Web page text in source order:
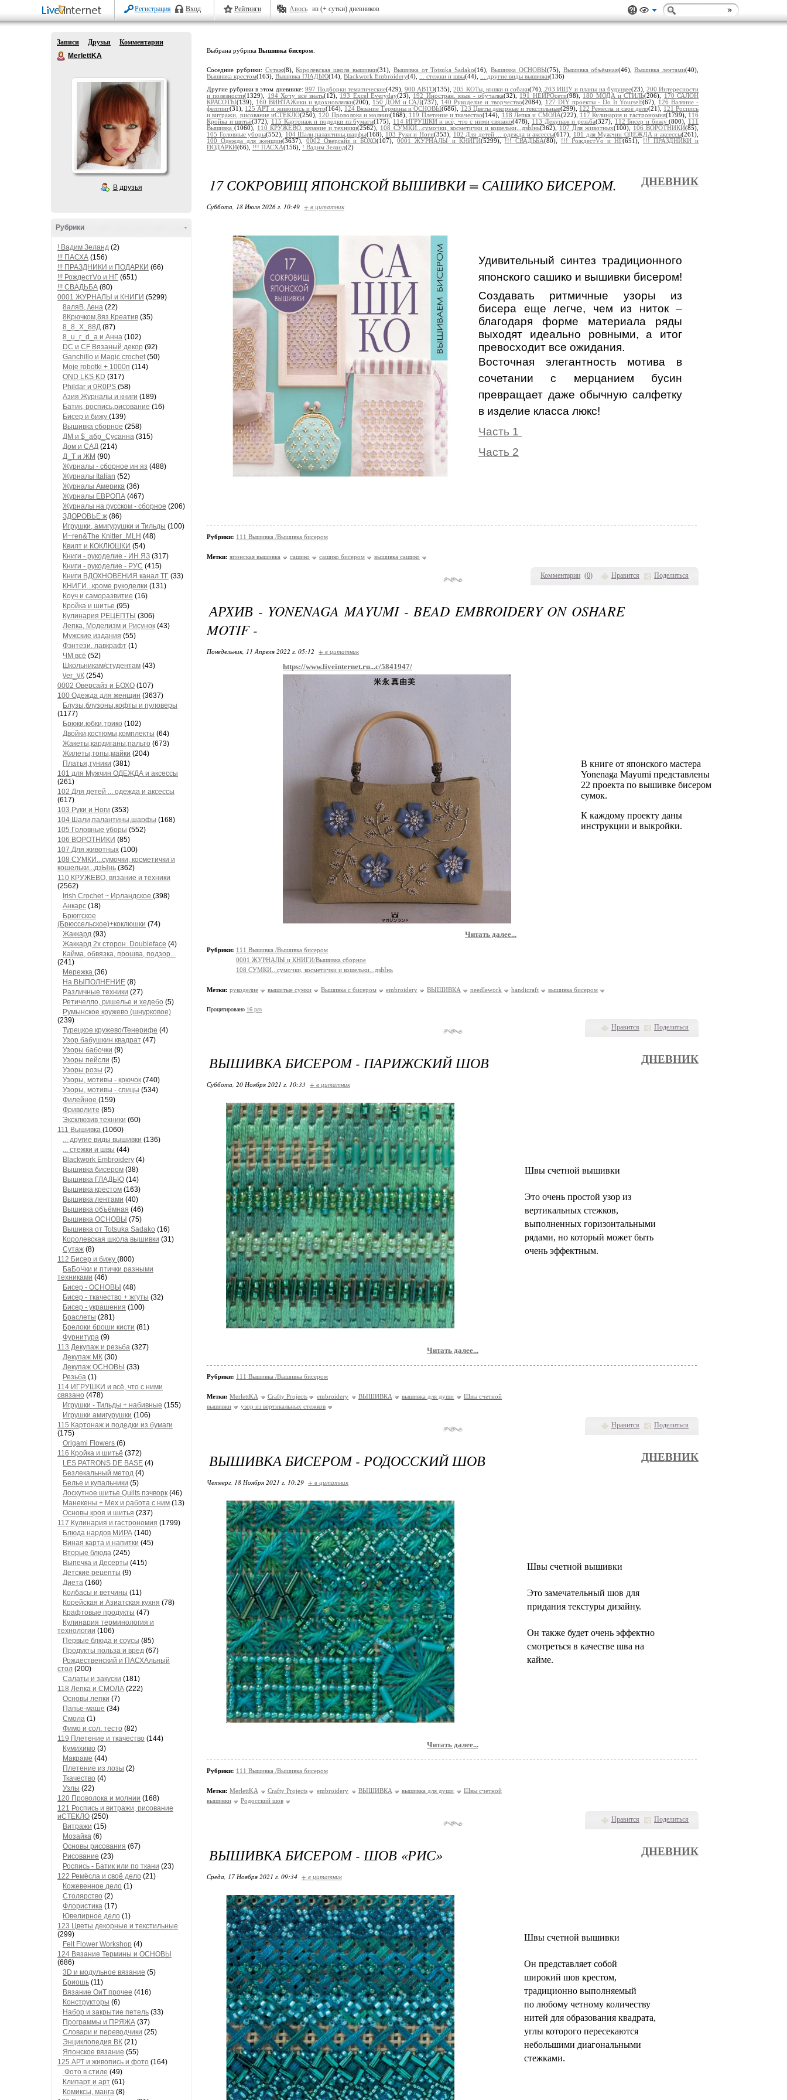
Регистрация Вход Рейтинги Авось из (+ сутки) дневников
Записи Друзья
Комментарии
MerlettKA
В друзья
-
Рубрики
! Вадим Зеланд (2)
!!! ПАСХА (156)
!!! ПРАЗДНИКИ и ПОДАРКИ (66)
!!! РождестVо и НГ (651)
!!! СВАДЬБА (80)
0001 ЖУРНАЛЫ и КНИГИ (5299)
8аляB, /\ена (22)
8Крючком,8яз.Креатив (35)
8_8_Х_88Д (87)
8_u_г_d_a и Анна (102)
DC и CF Вязаный декор (92)
Ganchillo и Magic crochet(50)
Moje robotki + 1000п (114)
OND LKS KD (317)
Phildar и 0R0PS (58)
Азия Журналы и книги (189)
Батик, роспись,рисование (16)
Бисер и бижу (139)
Вышивка сборное (258)
ДМ и $_абр_Сусанна (315)
Дом и САД (214)
Д_Т и ЖМ (90)
Журналы - сборное ин яз (488)
Журналы Italian (52)
Журналы Америка (36)
Журналы ЕВРОПА (467)
Журналы на русском - сборное (206)
ЗДОРОВЬЕ ж (86)
Игрушки, амигурушки и Тильды (100)
И~ren&The Knitter_MLH (48)
Квилт и КОКЛЮШКИ (54)
Книги - рукоделие - ИН ЯЗ (317)
Книги - рукоделие - РУС (415)
Книги ВДОХНОВЕНИЯ канал ТГ (33)
КНИГИ...кроме рукоделки (131)
Коуч и саморазвитие (16)
Кройка и шитье (95)
Кулинария РЕЦЕПТЫ (306)
Лепка, Моделизм и Рисунок (43)
Мужские издания (55)
Фэнтези, лавкрафт (1)
ЧМ всё (52)
Школьникам/студентам (43)
\/еr_\/К (254)
0002 Оверсайз и БОХО (107)
100 Одежда для женщин (3637)
Блузы,блузоны,кофты и пуловеры
(1177)
Брюки,юбки,трико (102)
Двойки,костюмы,комплекты (64)
Жакеты,кардиганы,пальто (673)
Жилеты,топы,майки (204)
Платья,туники (381)
101 для Мужчин ОДЕЖДА и аксессы
(261)
102 Для детей ... одежда и аксессы
(617)
103 Руки и Ноги (353)
104 Шали,палантины,шарфы (168)
105 Головные уборы (552)
106 ВОРОТНИКИ (85)
107 Для животных (100)
108 СУМКИ...сумочки, косметички и
кошельки...дзЫнь (362)
110 КРУЖЕВО, вязание и техники
(2562)
Irish Crochet ~ Ирландское (398)
Анкарс (18)
Брюггское
(Брюссельское)+коклюшки (74)
Жаккард (93)
Жаккард 2х сторон. Doubleface (4)
Кайма, обвязка, прошва, подзор...
(241)
Мережка (36)
На ВЫПОЛНЕНИЕ (8)
Различные техники (27)
Ретичелло, ришелье и хедебо (5)
Румынское кружево (шнурковое)
(239)
Турецкое кружево/Тенерифе (4)
Узор бабушкин квадрат (47)
Узоры бабочки (9)
Узоры пейсли (5)
Узоры розы (2)
Узоры, мотивы - крючок (740)
Узоры, мотивы - спицы (534)
Филейное (159)
Фриволите (85)
Эксклюзив техники (60)
111 Вышивка (1060)
... другие виды вышивки (136)
... стежки и швы (44)
Blackwork Embroidery (4)
Вышивка бисером (38)
Вышивка ГЛАДЬЮ (14)
Вышивка крестом (163)
Вышивка лентами (40)
Вышивка объёмная (46)
Вышивка ОСНОВЫ (75)
Вышивка от Totsuka Sadako (16)
Королевская школа вышивки (31)
Сутаж (8)
112 Бисер и бижу (800)
БаБоЧки и птички разными
техниками (46)
Бисер - ОСНОВЫ (48)
Бисер - ткачество + жгуты (32)
Бисер - украшения (100)
Браслеты (281)
Брелоки броши кисти (81)
Фурнитура (9)
113 Декупаж и резьба (327)
Декупаж МК (30)
Декупаж ОСНОВЫ (33)
Резьба (1)
114 ИГРУШКИ и всё, что с ними
связано (478)
Игрушки - Тильды + набивные (155)
Игрушки амигурушки (106)
115 Картонаж и подедки из бумаги
(175)
Origami Flowers (6)
116 Кройка и шитьё (372)
LES PATRONS DE BASE (4)
Безлекальный метод (4)
Белье и купальники (5)
Лоскутное шитье Quilts пэчворк (46)
Манекены + Мех и работа с ним (13)
Основы кроя и шитья (237)
117 Кулинария и гастрономия (1799)
Блюда нардов МИРА (140)
Виная карта и напитки (45)
Вторые блюда (245)
Выпечка и Десерты (415)
Детские рецепты (9)
Диета (160)
Колбасы и ветчины (11)
Корейская и Азиатская кухня (78)
Крафтовые продукты (47)
Кулинария терминология и
технологии (106)
Первые блюда и соусы (85)
Продукты польза и вред (67)
Рождественский и ПАСХАльный
стол (200)
Салаты и закуски (181)
118 Лепка и СМОЛА (222)
Основы лепки (7)
Папье-маше (34)
Смола (1)
Фимо и сол. тесто (82)
119 Плетение и ткачество (144)
Кумихимо (3)
Макраме (44)
Плетение из лозы (2)
Ткачество (4)
Узлы (22)
120 Проволока и молнии (168)
121 Роспись и витражи, рисование
иСТЕКЛО (250)
Витражи (15)
Мозайка (6)
Основы рисования (67)
Рисование (23)
Роспись - Батик или по ткани (23)
122 Ремёсла и своё дело (21)
Кожевенное дело (1)
Столярство (2)
Флористика (17)
Ювелирное дело (1)
123 Цветы декорные и текстильные
(299)
Felt Flower Workshop (4)
124 Вязание Термины и ОСНОВЫ
(686)
3D и модульное вязание (5)
Бриошь (11)
Вязание ОиТ прочее (416)
Конструкторы (6)
Набор и закрытие петель (33)
Программы и ПРЯЖА (37)
Словари и переводчики (25)
Энциклопедия ВК (21)
Японское вязание (55)
125 АРТ и живопись и фото (164)
Фото в стиле (49)
Клипарт и арт (61)
Комиксы, манга (8)
Выбрана рубрика Вышивка бисером
Соседние рубрики: Сутаж(8),Королевская школа вышивки(31), Вышивка от Totsuka Sadako(16),Вышивка ОСНОВЫ(75), Вышивка объёмная(46),Вышивка лентами(40),
Вышивка крестом(163), Вышивка ГЛАДЬЮ(14), Blackwork Embroidery(4), ... стежки и швы(44), ... другие виды вышивки(136)
Другие рубрики в этом дневнике: 997 Подборки тематические(429),900 АВТО(135),205 КОТы, кошки и собаки(76),203 ИЩУ и планы на будущее(23), 200 Интересности
и полезности(1329), 194 Хочу всё знать(12), 193 Excel Everyday(23), 192 Иностран. язык - обучалка(32), 191 НЕЙРОсети(98), 180 МОДА и СТИЛЬ(206),
170 САЛОН
КРАСОТЫ(139), 160 ВИНТАЖики и вдохновлялки(200), 150 ДОМ и САД(737), 140 Рукоделие и творчество(2084), 127 DIY проекты - Do It Yourself(67), 126 Валяние -
фелтинг(31), 125 АРТ и живопись и фото(164), 124 Вязание Термины и ОСНОВЫ(686), 123 Цветы декорные и текстильные(299), 122 Ремёсла и своё дело(21), 121 Роспись
и витражи, рисование иСТЕКЛО(250), 120 Проволока и молнии(168), 119 Плетение и ткачество(144), 118 Лепка и СМОЛА(222), 117 Кулинария и гастрономия(1799), 116
Кройка и шитьё(372), 115 Картонаж и подедки из бумаги(175), 114 ИГРУШКИ и всё, что с ними связано(478), 113 Декупаж и резьба(327), 112 Бисер и бижу(800), 111
Вышивка(1060), 110 КРУЖЕВО, вязание и техники(2562), 108 СУМКИ...сумочки, косметички и кошельки...дзЫнь(362), 107 Для животных(100), 106 ВОРОТНИКИ(85),
105 Головные уборы(552), 104 Шали,палантины,шарфы(168), 103 Руки и Ноги(353), 102 Для детей ... одежда и аксессы(617), 101 для Мужчин ОДЕЖДА и аксессы(261),
100 Одежда для женщин(3637),0002 Оверсайз и БОХО(107),0001 ЖУРНАЛЫ и КНИГИ(5299), !!! СВАДЬБА(80), !!! РождестVо и НГ(651), !!! ПРАЗДНИКИ и
ПОДАРКИ(66), !!! ПАСХА(156), ! Вадим Зеланд(2)
Комментарии (0) Нравится Поделиться
17 СОКРОВИЩ ЯПОНСКОЙ ВЫШИВКИ = САШИКО БИСЕРОМ. ДНЕВНИК
Суббота, 18 Июля 2026 г. 10:49 + в цитатник
Удивительный синтез традиционного
японского сашико и вышивки бисером!
Создавать ритмичные узоры из
бисера еще легче, чем из ниток –
благодаря форме материала ряды
выходят идеально ровными, а итог
превосходит все ожидания.
Восточная элегантность мотива в
сочетании с мерцанием бусин
превращает даже обычную салфетку
в изделие класса люкс!
Часть 1
Часть 2
Рубрики: 111 Вышивка /Вышивка бисером
Метки: японская вышивка сашико сашико бисером вышивка сашико
Нравится Поделиться
АРХИВ - YONENAGA MAYUMI - BEAD EMBROIDERY ON OSHARE
MOTIF -
Понедельник, 11 Апреля 2022 г. 05:12 + в цитатник
https://www.liveinternet.ru...c/5841947/
В книге от японского мастера
Yonenaga Mayumi представлены
22 проекта по вышивке бисером
сумок.
К каждому проекту даны
инструкции и выкройки.
Читать далее...
Рубрики: 111 Вышивка /Вышивка бисером
0001 ЖУРНАЛЫ и КНИГИ/Вышивка сборное
108 СУМКИ...сумочки, косметички и кошельки...дзЫнь
Метки: рукоделие вышитые сумки Вышивка с бисером embroidery ВЫШИВКА needlework handicraft вышивка бисером
Процитировано 16 раз
Нравится Поделиться
ВЫШИВКА БИСЕРОМ - ПАРИЖСКИЙ ШОВ ДНЕВНИК
Суббота, 20 Ноября 2021 г. 10:33 + в цитатник
Швы счетной вышивки
Это очень простой узор из
вертикальных стежков,
выполненных горизонтальными
рядами, но который может быть
очень эффектным.
Читать далее...
Рубрики: 111 Вышивка /Вышивка бисером
Метки: MerlettKA Crafty Projects embroidery ВЫШИВКА вышивка для души
Швы счетной
вышивки
узор из вертикальных стежков
Нравится Поделиться
ВЫШИВКА БИСЕРОМ - РОДОССКИЙ ШОВ ДНЕВНИК
Четверг, 18 Ноября 2021 г. 10:29 + в цитатник
Швы счетной вышивки
Это замечательный шов для
придания текстуры дизайну.
Он также будет очень эффектно
смотреться в качестве шва на
кайме.
Читать далее...
Рубрики: 111 Вышивка /Вышивка бисером
Метки: MerlettKA Crafty Projects embroidery ВЫШИВКА вышивка для души
Швы счетной
вышивки
Родосский шов
ВЫШИВКА БИСЕРОМ - ШОВ «РИС» ДНЕВНИК
Среда, 17 Ноября 2021 г. 09:34 + в цитатник
Швы счетной вышивки
Он представляет собой
широкий шов крестом,
традиционно выполняемый
по любому четному количеству
нитей для образования квадрата,
углы которого пересекаются
небольшими диагональными
стежками.